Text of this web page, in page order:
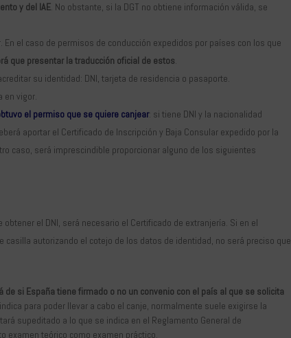
y del IAE. No obstante, si la DGT no obtiene información válida, se
En el caso de permisos de conducción expedidos por países con los que
que presentar la traducción oficial de estos.
su identidad: DNI, tarjeta de residencia o pasaporte.
en vigor.
el permiso que se quiere canjear: si tiene DNI y la nacionalidad
aportar el Certificado de Inscripción y Baja Consular expedido por la
caso, será imprescindible proporcionar alguno de los siguientes
el DNI, será necesario el Certificado de extranjería. Si en el
autorizando el cotejo de los datos de identidad, no será preciso que
de si España tiene firmado o no un convenio con el país al que se solicita
para poder llevar a cabo el canje, normalmente suele exigirse la
supeditado a lo que se indica en el Reglamento General de
examen teórico como examen práctico.